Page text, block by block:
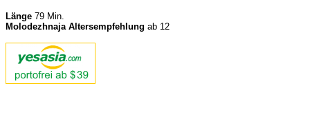
Länge 79 Min.
Molodezhnaja Altersempfehlung ab 12